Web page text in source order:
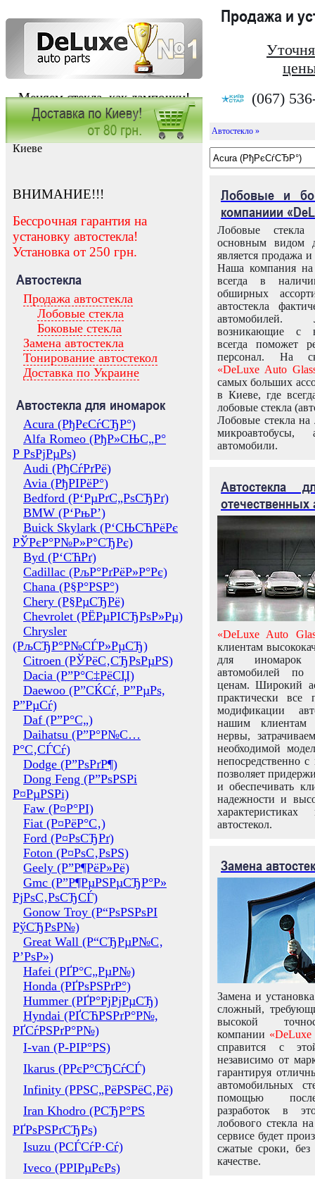
Меняем стекла, как лампочки!
Продажа и
(067)
Заказать установку автостекла в
Киеве
ВНИМАНИЕ!!!
Бессрочная гарантия на
установку автостекла!
Установка от 250 грн.
Автостекла
Продажа автостекла
Лобовые стекла
Боковые стекла
Замена автостекла
Тонирование автостекол
Доставка по Украине
Автостекла для иномарок
Acura (РђРєСѓСЂР°)
Alfa Romeo (РђР»СЊС„Р°
Р РѕРјРµРѕ)
Audi (РђСѓРґРё)
Avia (РђРІРёР°)
Bedford (Р‘РµРґС„РѕСЂРґ)
BMW (Р‘РњР’)
Buick Skylark (Р‘СЊСЋРёРє
РЎРєР°Р№Р»Р°СЂРє)
Byd (Р‘СЋРґ)
Cadillac (РљР°РґРёР»Р°Рє)
Chana (Р§Р°РЅР°)
Chery (Р§РµСЂРё)
Chevrolet (РЁРµРІСЂРѕР»Рµ)
Chrysler
(РљСЂР°Р№СЃР»РµСЂ)
Citroen (РЎРёС‚СЂРѕРµРЅ)
Dacia (Р”Р°С‡РёСЏ)
Daewoo (Р”СЌСѓ, Р”РµРѕ,
Р”РµСѓ)
Daf (Р”Р°С„)
Daihatsu (Р”Р°Р№С…
Р°С‚СЃСѓ)
Dodge (Р”РѕРґР¶)
Dong Feng (Р”РѕРЅРі
Р¤РµРЅРі)
Faw (Р¤Р°РІ)
Fiat (Р¤РёР°С‚)
Ford (Р¤РѕСЂРґ)
Foton (Р¤РѕС‚РѕРЅ)
Geely (Р”Р¶РёР»Рё)
Gmc (Р”Р¶РµРЅРµСЂР°Р»
РјРѕС‚РѕСЂСЃ)
Gonow Troy (Р“РѕРЅРѕРІ
РўСЂРѕР№)
Great Wall (Р“СЂРµР№С‚
Р’РѕР»)
Hafei (РҐР°С„РµР№)
Honda (РҐРѕРЅРґР°)
Hummer (РҐР°РјРјРµСЂ)
Hyndai (РҐСЋРЅРґР°Р№,
РҐСѓРЅРґР°Р№)
I-van (Р-РІР°РЅ)
Ikarus (РРєР°СЂСѓСЃ)
Infinity (РРЅС„РёРЅРёС‚Рё)
Iran Khodro (РСЂР°РЅ
РҐРѕРЅРґСЂРѕ)
Isuzu (РСЃСѓР·Сѓ)
Iveco (РРІРµРєРѕ)
Автостекло »
Лобовые и
компаниии
Лобовые
основным видом
является продажа и
Наша компания на
всегда в
обширных
автостекла
возникающие с
всегда поможет
персонал. На
«DeLuxe Auto
самых больших
в Киеве, где
лобовые стекла
Лобовые стекла на
микроавтобусы,
автомобили.
Автостекла
отечественных
«DeLuxe Auto
клиентам
для иномарок
автомобилей
ценам. Широкий
практически все
модификации
нашим клиентам
нервы,
необходимой
непосредственно
позволяет
и обеспечивать
надежности и
автостекол.
Замена
Замена и
сложный,
высокой
компании «DeLuxe
справится с
независимо от
гарантируя
автомобильных
помощью
разработок в
лобового стекла
сервисе будет
сжатые сроки,
качестве.